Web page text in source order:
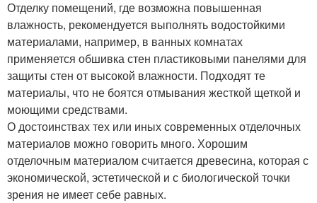
Отделку помещений, где возможна повышенная
влажность, рекомендуется выполнять водостойкими
материалами, например, в ванных комнатах
применяется обшивка стен пластиковыми панелями для
защиты стен от высокой влажности. Подходят те
материалы, что не боятся отмывания жесткой щеткой и
моющими средствами.
О достоинствах тех или иных современных отделочных
материалов можно говорить много. Хорошим
отделочным материалом считается древесина, которая с
экономической, эстетической и с биологической точки
зрения не имеет себе равных.